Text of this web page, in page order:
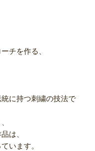
チを作る、
に持つ刺繍の技法で
は、
います。